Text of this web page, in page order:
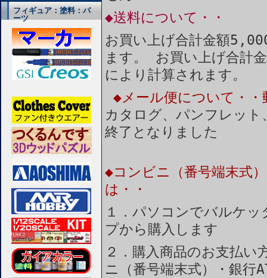
フィギュア：塗料：パ
ーツ
◆送料について・・
お買い上げ合計金額
ます。 お買い上げ合計
により計算されます。
◆メール便について・・
カタログ、パンフレッ
終了となりました
◆コンビニ（番号端末式
は・・
１．パソコンでバルケッ
プから購入します
２．購入商品のお支払
ニ（番号端末式）・銀